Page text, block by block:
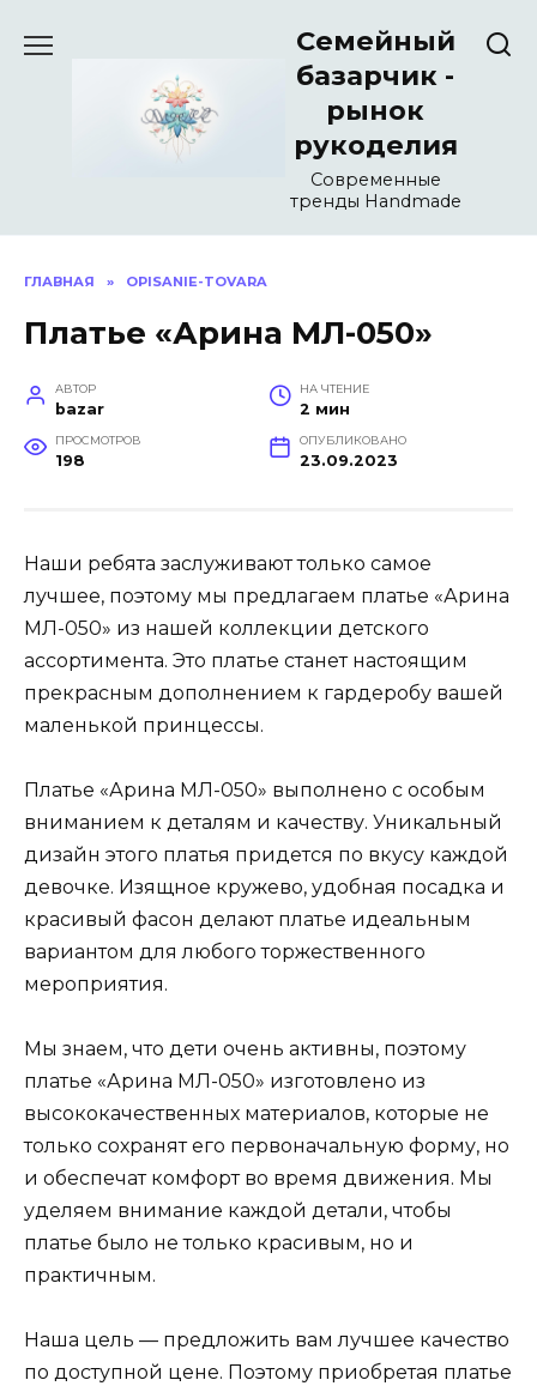
Семейный
базарчик -
рынок
рукоделия
Современные
тренды Handmade
ГЛАВНАЯ » OPISANIE-TOVARA
Платье «Арина МЛ-050»
АВТОР
bazar
НА ЧТЕНИЕ
2 мин
ПРОСМОТРОВ
198
ОПУБЛИКОВАНО
23.09.2023
Наши ребята заслуживают только самое
лучшее, поэтому мы предлагаем платье «Арина
МЛ-050» из нашей коллекции детского
ассортимента. Это платье станет настоящим
прекрасным дополнением к гардеробу вашей
маленькой принцессы.
Платье «Арина МЛ-050» выполнено с особым
вниманием к деталям и качеству. Уникальный
дизайн этого платья придется по вкусу каждой
девочке. Изящное кружево, удобная посадка и
красивый фасон делают платье идеальным
вариантом для любого торжественного
мероприятия.
Мы знаем, что дети очень активны, поэтому
платье «Арина МЛ-050» изготовлено из
высококачественных материалов, которые не
только сохранят его первоначальную форму, но
и обеспечат комфорт во время движения. Мы
уделяем внимание каждой детали, чтобы
платье было не только красивым, но и
практичным.
Наша цель — предложить вам лучшее качество
по доступной цене. Поэтому приобретая платье